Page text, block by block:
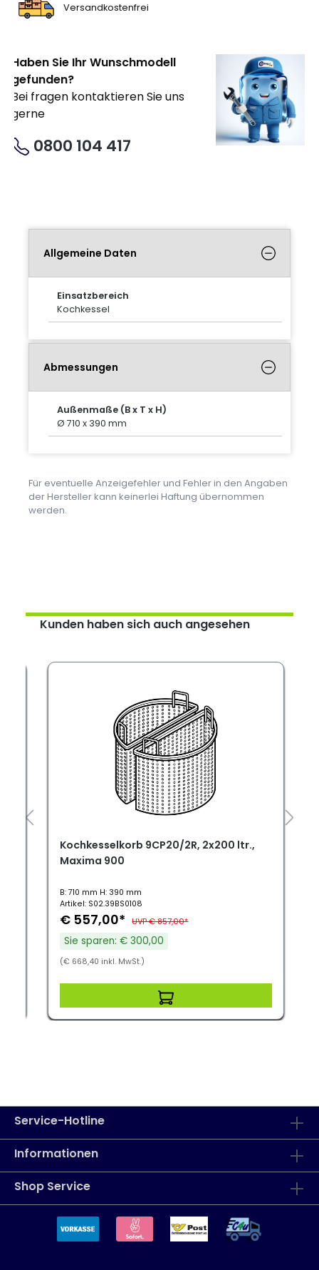
Versandkostenfrei
Haben Sie Ihr Wunschmodell
gefunden?
Bei fragen kontaktieren Sie uns
gerne
0800 104 417
Allgemeine Daten
Einsatzbereich
Kochkessel
Abmessungen
Außenmaße (B x T x H)
Ø 710 x 390 mm
Für eventuelle Anzeigefehler und Fehler in den Angaben
der Hersteller kann keinerlei Haftung übernommen
werden.
Kunden haben sich auch angesehen
Kochkesselkorb 9CP20/2R, 2x200 ltr.,
Maxima 900
B: 710 mm H: 390 mm
Artikel: S02.39BS0108
€ 557,00* UVP € 857,00*
Sie sparen: € 300,00
(€ 668,40 inkl. MwSt.)
Service-Hotline
Informationen
Shop Service